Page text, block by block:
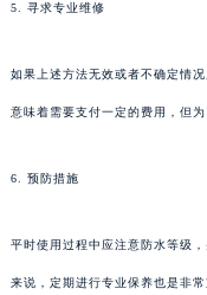
5. 寻求专业维修
如果上述方法无效或者不确定情
意味着需要支付一定的费用，但
6. 预防措施
平时使用过程中应注意防水等级
来说，定期进行专业保养也是非常